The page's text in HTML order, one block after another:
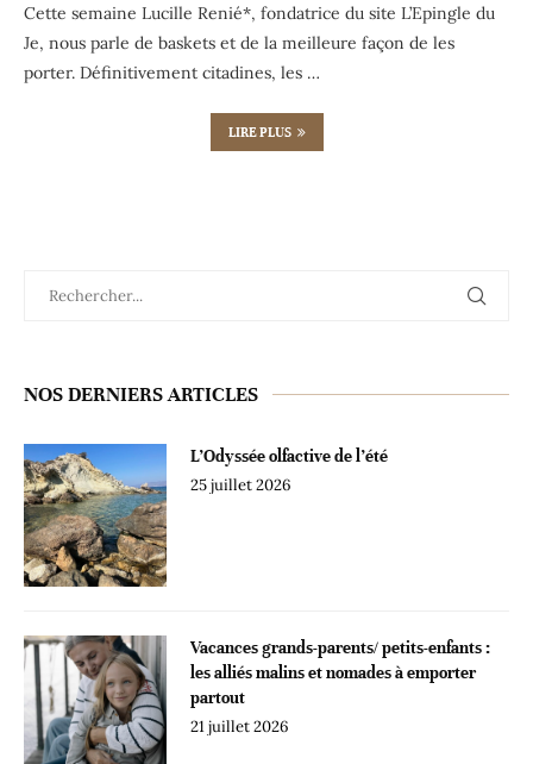
Cette semaine Lucille Renié*, fondatrice du site L’Epingle du
Je, nous parle de baskets et de la meilleure façon de les
porter. Définitivement citadines, les …
LIRE PLUS
NOS DERNIERS ARTICLES
L’Odyssée olfactive de l’été
25 juillet 2026
Vacances grands-parents/ petits-enfants :
les alliés malins et nomades à emporter
partout
21 juillet 2026